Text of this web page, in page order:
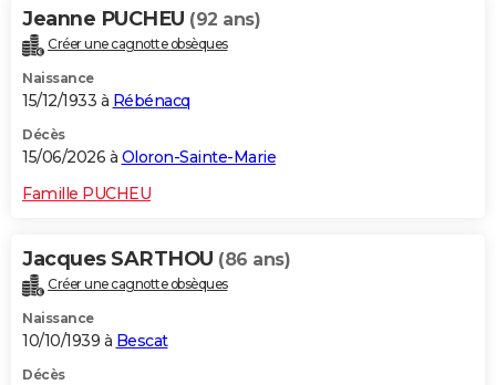
Jeanne PUCHEU (92 ans)
Créer une cagnotte obsèques
Naissance
15/12/1933 à Rébénacq
Décès
15/06/2026 à Oloron-Sainte-Marie
Famille PUCHEU
Jacques SARTHOU (86 ans)
Créer une cagnotte obsèques
Naissance
10/10/1939 à Bescat
Décès